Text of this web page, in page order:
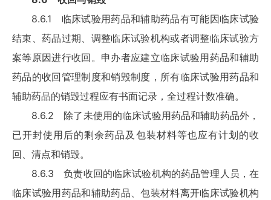
8.6.1 临床试验用药品和辅助药品有可能因临床试验
结束、药品过期、调整临床试验机构或者调整临床试验方
案等原因进行收回。申办者应建立临床试验用药品和辅助
药品的收回管理制度和销毁制度，所有临床试验用药品和
辅助药品的销毁过程应有书面记录，全过程计数准确。
8.6.2 除了未使用的临床试验用药品和辅助药品外，
已开封使用后的剩余药品及包装材料等也应有计划的收
回、清点和销毁。
8.6.3 负责收回的临床试验机构的药品管理人员，在
临床试验用药品和辅助药品、包装材料离开临床试验机构